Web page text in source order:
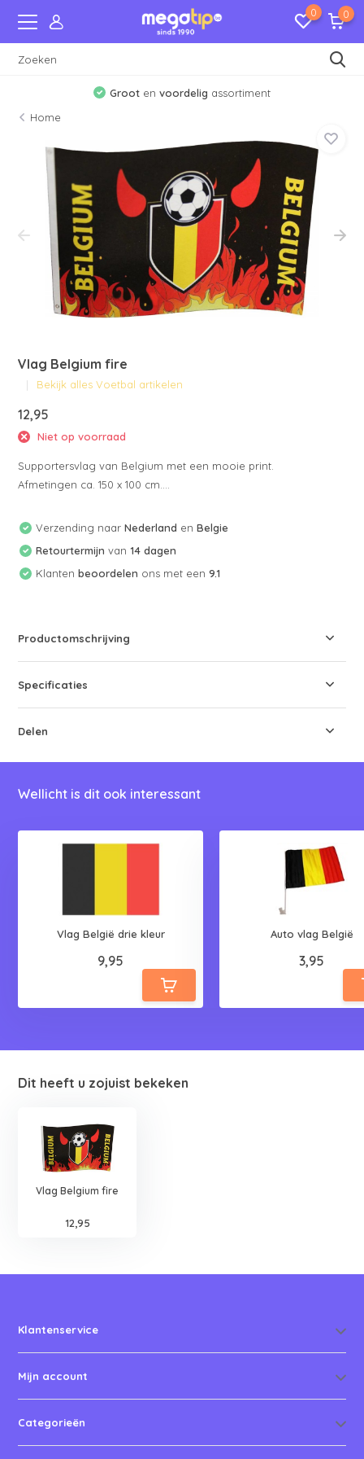
0 0
Groot envoordelig assortiment
Home
Vlag Belgium fire
Bekijk alles Voetbal artikelen
12,95
Niet op voorraad
Supportersvlag van Belgium met een mooie print.
Afmetingen ca. 150 x 100 cm....
Verzending naarNederland enBelgie
Retourtermijn van 14 dagen
Klantenbeoordelen ons met een9.1
Productomschrijving
Specificaties
Delen
Wellicht is dit ook interessant
Vlag België drie kleur
9,95
Auto vlag België
3,95
Dit heeft u zojuist bekeken
Vlag Belgium fire
12,95
Klantenservice
Mijn account
Categorieën